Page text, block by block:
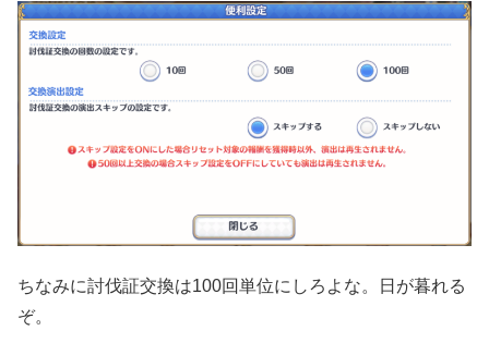
ちなみに討伐証交換は100回単位にしろよな。日が暮れる
ぞ。